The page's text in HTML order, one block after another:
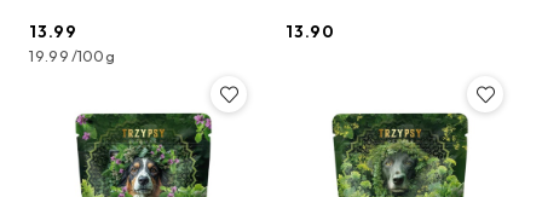
Cena:
13.99
19.99/100g Cena:
13.90